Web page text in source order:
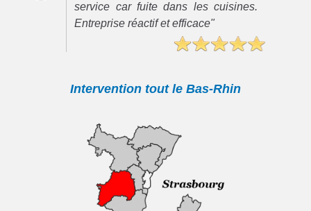
service car fuite dans les cuisines.
Entreprise réactif et efficace"
Intervention tout le Bas-Rhin